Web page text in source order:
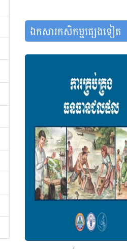
ឯកសារកសិកម្មផ្សេងទៀត